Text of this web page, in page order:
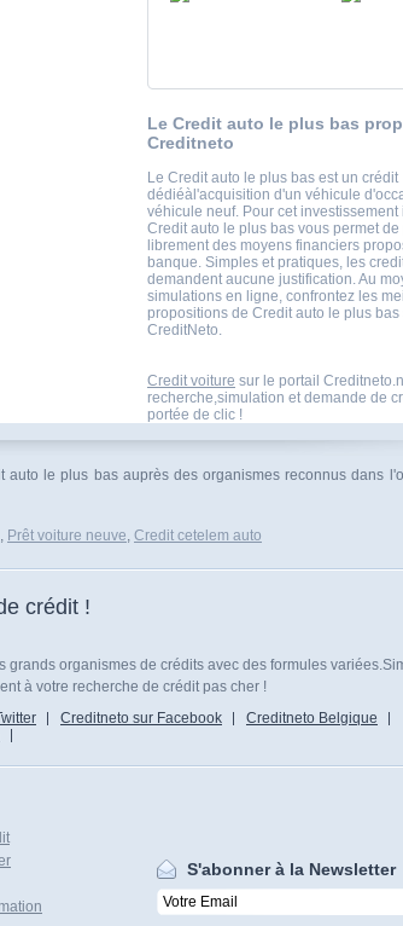
Le Credit auto le plus bas
Creditneto
Le Credit auto le plus bas est un crédit
dédiéàl'acquisition d'un véhicule
véhicule neuf. Pour cet investissement
Credit auto le plus bas vous permet de
librement des moyens financiers
banque. Simples et pratiques, les
demandent aucune justification. Au
simulations en ligne, confrontez les
propositions de Credit auto le plus bas
CreditNeto.
Credit voiture sur le portail
recherche,simulation et demande de
portée de clic !
le plus bas auprès des organismes reconnus dans
, Prêt voiture neuve, Credit cetelem auto
crédit !
organismes de crédits avec des formules
à votre recherche de crédit pas cher !
Creditneto sur Facebook
Creditneto Belgique
S'abonner à la Newsletter